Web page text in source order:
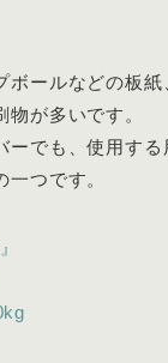
ールなどの板紙
が多いです。
でも、使用す
つです。